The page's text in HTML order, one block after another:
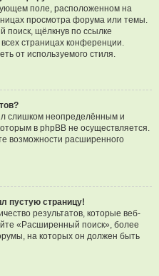
поле, расположенном на
просмотра форума или темы.
поиск, щёлкнув по ссылке
страницах конференции.
от используемого стиля.
слишком неопределённым и
в phpBB не осуществляется.
возможности расширенного
пустую страницу!
результатов, которые веб-
«Расширенный поиск», более
на которых он должен быть